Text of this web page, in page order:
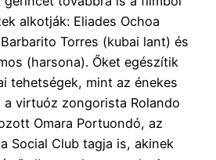
alkotják: Eliades Ochoa
Torres (kubai lant) és
(harsona). Őket egészítik
tehetségek, mint az énekes
a virtuóz zongorista Rolando
Omara Portuondó, az
Social Club tagja is, akinek